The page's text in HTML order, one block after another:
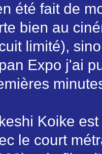
été fait de
bien au
limité),
Expo j'ai
Koike
le court